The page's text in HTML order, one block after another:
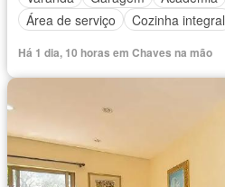
Área de serviço
Cozinha integral
Há 1 dia, 10 horas em Chaves na mão